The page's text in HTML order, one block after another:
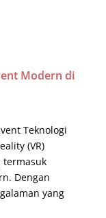
Modern di
Teknologi
(VR)
termasuk
Dengan
yang